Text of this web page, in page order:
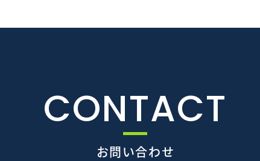
CONTACT
お問い合わせ